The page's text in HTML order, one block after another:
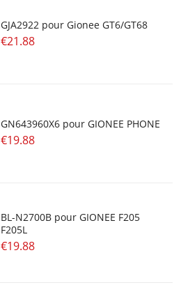
GJA2922 pour Gionee GT6/GT68
€21.88
GN643960X6 pour GIONEE PHONE
€19.88
BL-N2700B pour GIONEE F205
F205L
€19.88